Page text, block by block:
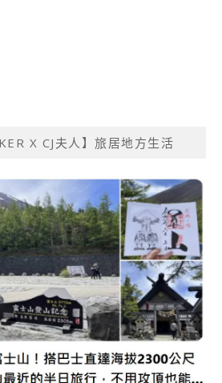
X CJ夫人】旅居地方生活